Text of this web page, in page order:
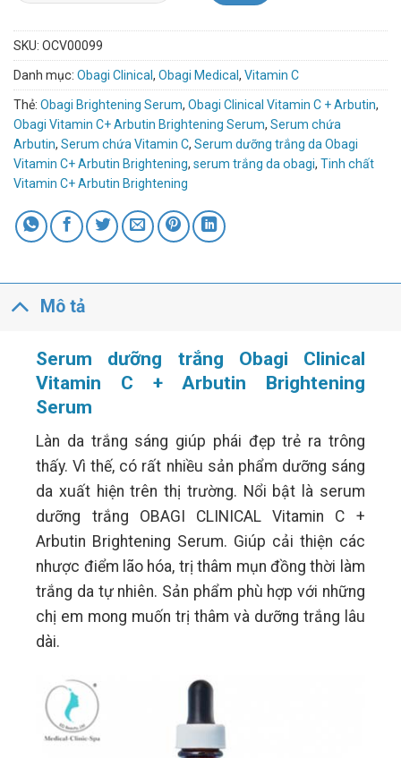
SKU: OCV00099
Danh mục: Obagi Clinical , Obagi Medical , Vitamin C
Thẻ: Obagi Brightening Serum, Obagi Clinical Vitamin C + Arbutin,
Obagi Vitamin C+ Arbutin Brightening Serum, Serum chứa
Arbutin, Serum chứa Vitamin C, Serum dưỡng trắng da Obagi
Vitamin C+ Arbutin Brightening, serum trắng da obagi, Tinh chất
Vitamin C+ Arbutin Brightening
Mô tả
Serum dưỡng trắng Obagi Clinical
Vitamin C + Arbutin Brightening
Serum
Làn da trắng sáng giúp phái đẹp trẻ ra trông
thấy. Vì thế, có rất nhiều sản phẩm dưỡng sáng
da xuất hiện trên thị trường. Nổi bật là serum
dưỡng trắng OBAGI CLINICAL Vitamin C +
Arbutin Brightening Serum. Giúp cải thiện các
nhược điểm lão hóa, trị thâm mụn đồng thời làm
trắng da tự nhiên. Sản phẩm phù hợp với những
chị em mong muốn trị thâm và dưỡng trắng lâu
dài.